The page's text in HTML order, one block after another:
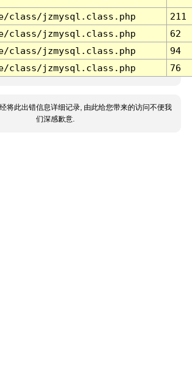
class/jzmysql.class.php
211
class/jzmysql.class.php
62
class/jzmysql.class.php
94
class/jzmysql.class.php 76
将此出错信息详细记录, 由此给您带来的访问不便我
们深感歉意.